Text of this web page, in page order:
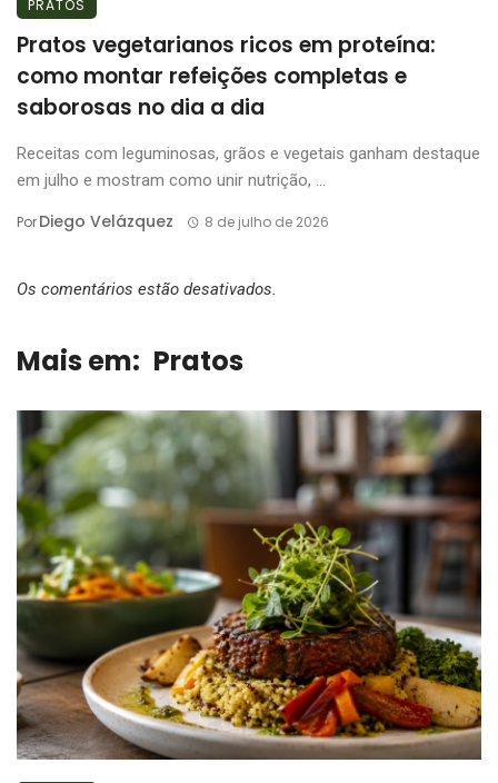
PRATOS
Pratos vegetarianos ricos em proteína:
como montar refeições completas e
saborosas no dia a dia
Receitas com leguminosas, grãos e vegetais ganham destaque
em julho e mostram como unir nutrição, ...
PorDiego Velázquez 8 de julho de 2026
Os comentários estão desativados.
Mais em: Pratos